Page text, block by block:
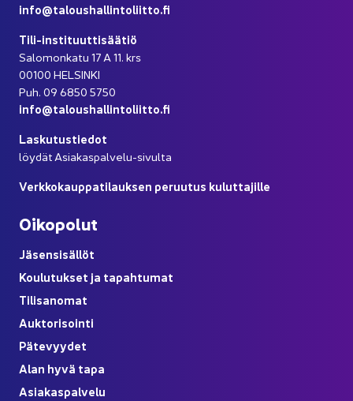
info@ta­lous­hal­lin­to­liit­to.fi
Tili-​instituuttisäätiö
Sa­lo­mon­ka­tu 17 A 11. krs
00100 HEL­SIN­KI
Puh. 09 6850 5750
info@ta­lous­hal­lin­to­liit­to.fi
Las­ku­tus­tie­dot
löy­dät Asiakaspalvelu-​sivulta
Verk­ko­kaup­pa­ti­lauk­sen pe­ruu­tus ku­lut­ta­jil­le
Oi­ko­po­lut
Jä­sen­si­säl­löt
Kou­lu­tuk­set ja ta­pah­tu­mat
Ti­li­sa­no­mat
Auk­to­ri­soin­ti
Pä­te­vyy­det
Alan hyvä tapa
Asia­kas­pal­ve­lu